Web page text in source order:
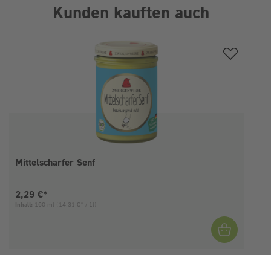
Kunden kauften auch
Mittelscharfer Senf
Aktueller Preis:
2,29 €*
Inhalt: 160 ml (14,31 €* / 1l)